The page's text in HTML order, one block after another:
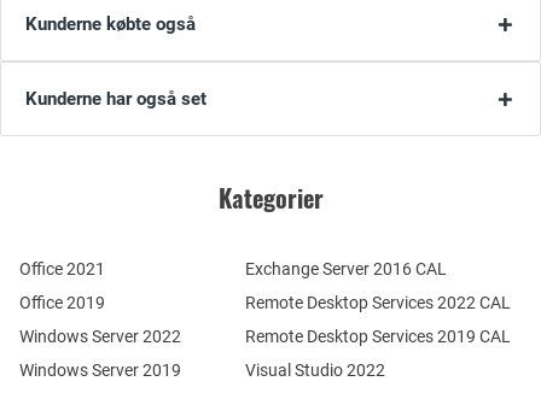
Kunderne købte også
Kunderne har også set
Kategorier
Office 2021
Office 2019
Windows Server 2022
Windows Server 2019
Remote Desktop Services 2022 CAL
Remote Desktop Services 2019 CAL
Exchange Server 2016 CAL
Visual Studio 2022